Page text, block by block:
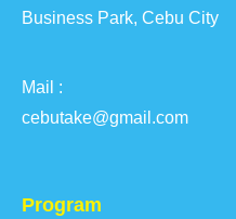
Business Park, Cebu City
Mail :
cebutake@gmail.com
Program